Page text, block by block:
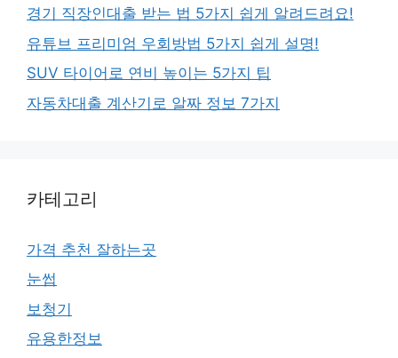
경기 직장인대출 받는 법 5가지 쉽게 알려드려요!
유튜브 프리미엄 우회방법 5가지 쉽게 설명!
SUV 타이어로 연비 높이는 5가지 팁
자동차대출 계산기로 알짜 정보 7가지
카테고리
가격 추천 잘하는곳
눈썹
보청기
유용한정보